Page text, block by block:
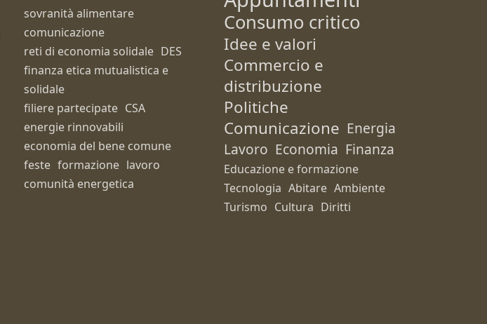
sovranità alimentare
comunicazione
reti di economia solidale DES
finanza etica mutualistica e
solidale
filiere partecipate CSA
energie rinnovabili
economia del bene comune
feste formazione lavoro
comunità energetica
Consumo critico
Idee e valori
Commercio e
distribuzione
Politiche
Comunicazione Energia
Lavoro Economia Finanza
Educazione e formazione
Tecnologia Abitare Ambiente
Turismo Cultura Diritti